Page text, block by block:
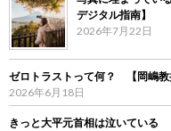
デジタル指南】
2026年7月22日
ゼロトラストって何？ 【岡嶋教
2026年6月18日
きっと大平元首相は泣いている